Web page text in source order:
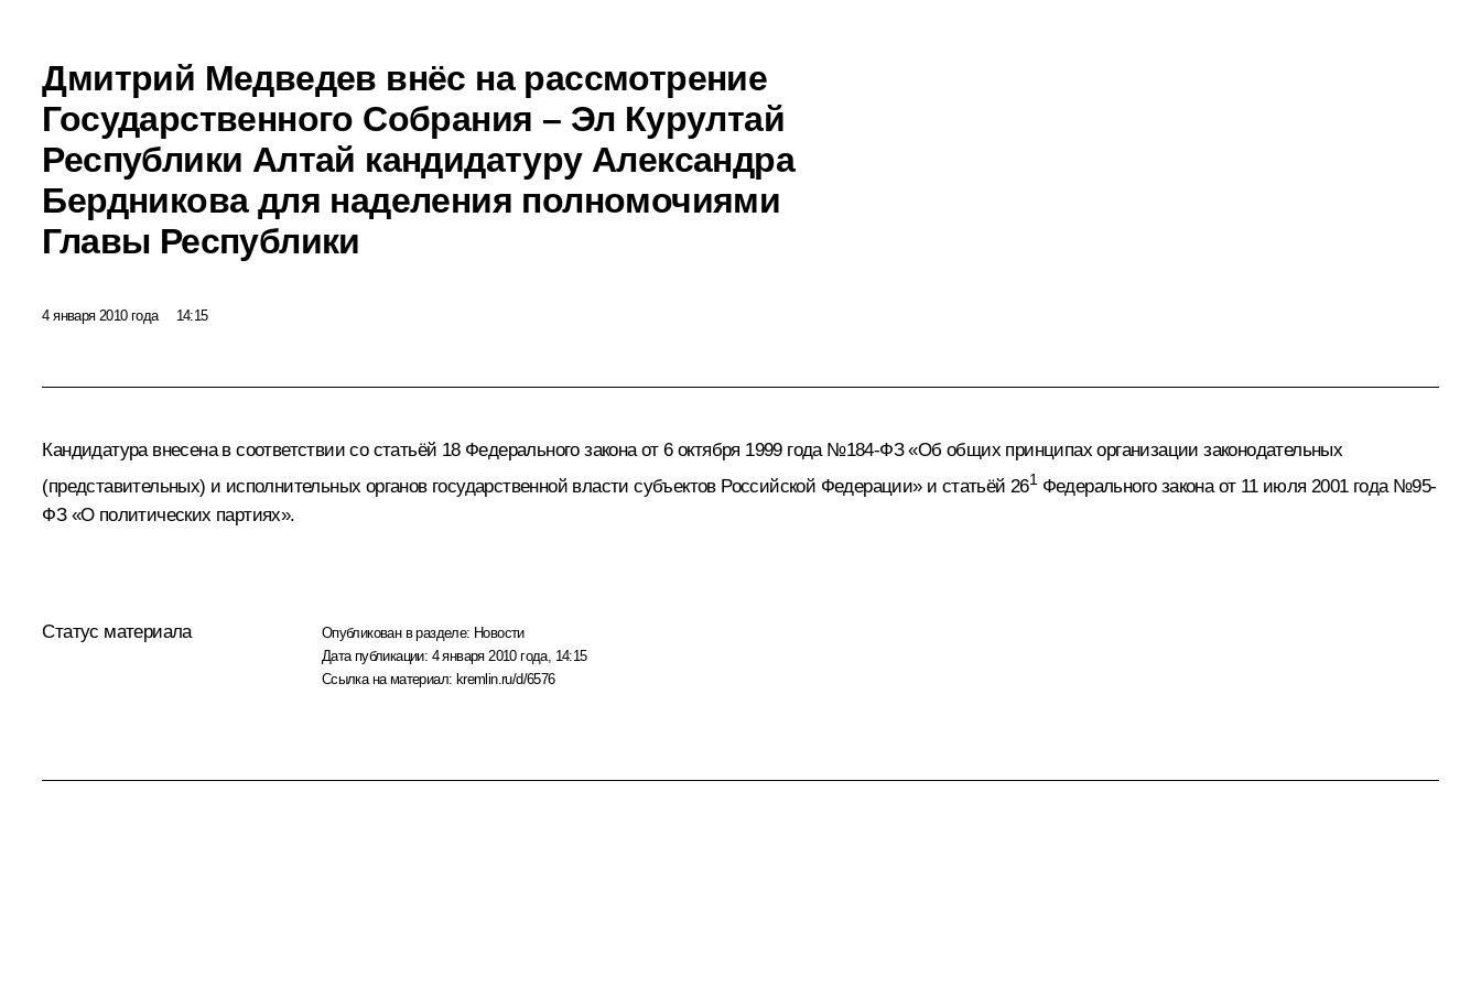
Дмитрий Медведев внёс на рассмотрение
Государственного Собрания – Эл Курултай
Республики Алтай кандидатуру Александра
Бердникова для наделения полномочиями
Главы Республики
4 января 2010 года 14:15
Кандидатура внесена в соответствии со статьёй 18 Федерального закона от 6 октября 1999 года №184-ФЗ «Об общих принципах организации законодательных
(представительных) и исполнительных органов государственной власти субъектов Российской Федерации» и статьёй 261Федерального закона от 11 июля 2001 года №95-
ФЗ «О политических партиях».
Статус материала Опубликован в разделе: Новости
Дата публикации: 4 января 2010 года, 14:15
Ссылка на материал: kremlin.ru/d/6576